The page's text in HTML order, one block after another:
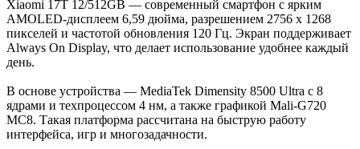
Xiaomi 17T 12/512GB — современный смартфон с ярким
AMOLED-дисплеем 6,59 дюйма, разрешением 2756 x 1268
пикселей и частотой обновления 120 Гц. Экран поддерживает
Always On Display, что делает использование удобнее каждый
день.
В основе устройства — MediaTek Dimensity 8500 Ultra с 8
ядрами и техпроцессом 4 нм, а также графикой Mali-G720
MC8. Такая платформа рассчитана на быструю работу
интерфейса, игр и многозадачности.